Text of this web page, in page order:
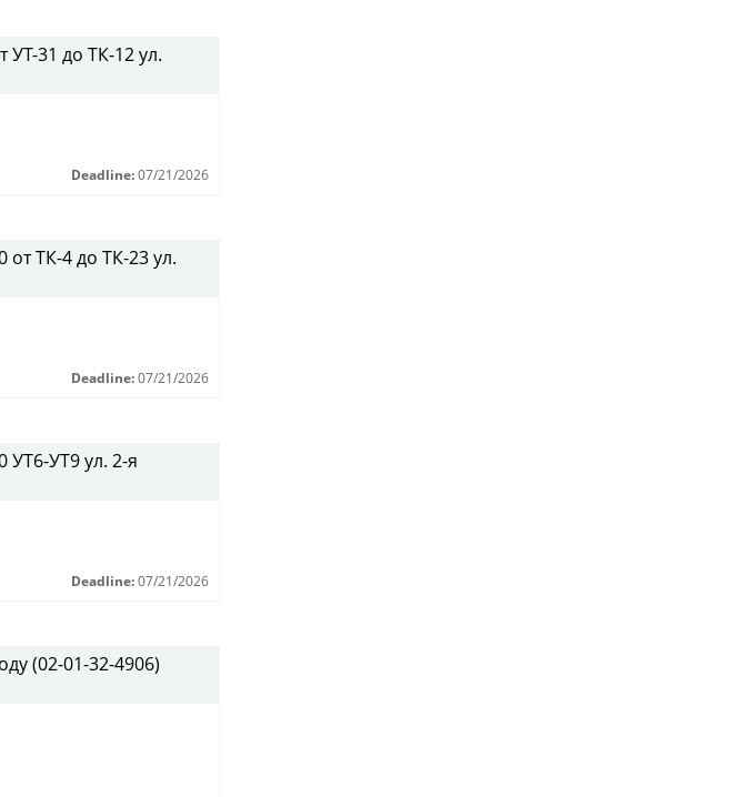
31 до ТК-12 ул.
Deadline: 07/21/2026
ТК-4 до ТК-23 ул.
Deadline: 07/21/2026
УТ9 ул. 2-я
Deadline: 07/21/2026
(02-01-32-4906)